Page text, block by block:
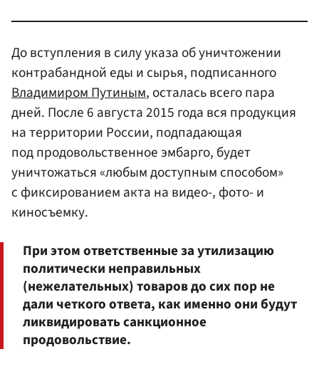
До вступления в силу указа об уничтожении
контрабандной еды и сырья, подписанного
Владимиром Путиным, осталась всего пара
дней. После 6 августа 2015 года вся продукция
на территории России, подпадающая
под продовольственное эмбарго, будет
уничтожаться «любым доступным способом»
с фиксированием акта на видео-, фото- и
киносъемку.
При этом ответственные за утилизацию
политически неправильных
(нежелательных) товаров до сих пор не
дали четкого ответа, как именно они будут
ликвидировать санкционное
продовольствие.